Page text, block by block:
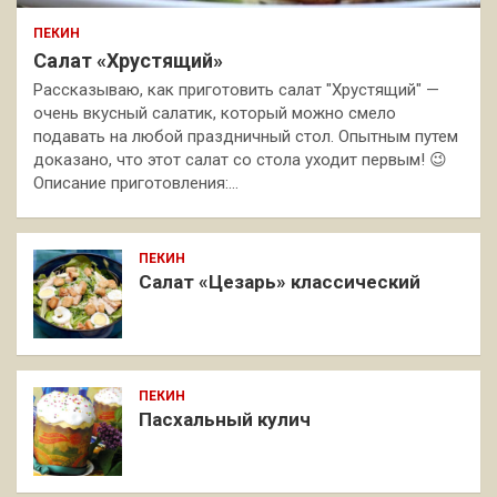
ПЕКИН
Салат «Хрустящий»
Рассказываю, как приготовить салат "Хрустящий" —
очень вкусный салатик, который можно смело
подавать на любой праздничный стол. Опытным путем
доказано, что этот салат со стола уходит первым! 😉
Описание приготовления:…
ПЕКИН
Салат «Цезарь» классический
ПЕКИН
Пасхальный кулич